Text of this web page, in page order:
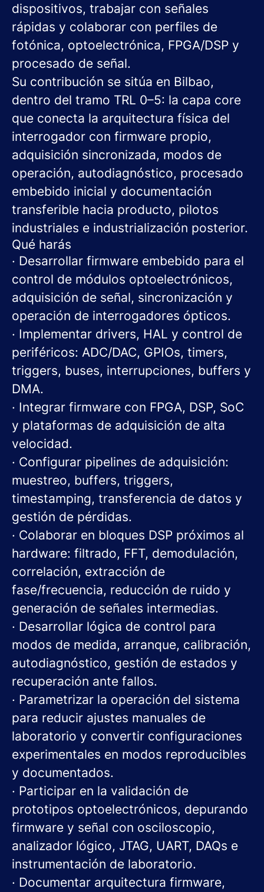
dispositivos, trabajar con señales
rápidas y colaborar con perfiles de
fotónica, optoelectrónica, FPGA/DSP y
procesado de señal.
Su contribución se sitúa en Bilbao,
dentro del tramo TRL 0–5: la capa core
que conecta la arquitectura física del
interrogador con firmware propio,
adquisición sincronizada, modos de
operación, autodiagnóstico, procesado
embebido inicial y documentación
transferible hacia producto, pilotos
industriales e industrialización posterior.
Qué harás
· Desarrollar firmware embebido para el
control de módulos optoelectrónicos,
adquisición de señal, sincronización y
operación de interrogadores ópticos.
· Implementar drivers, HAL y control de
periféricos: ADC/DAC, GPIOs, timers,
triggers, buses, interrupciones, buffers y
DMA.
· Integrar firmware con FPGA, DSP, SoC
y plataformas de adquisición de alta
velocidad.
· Configurar pipelines de adquisición:
muestreo, buffers, triggers,
timestamping, transferencia de datos y
gestión de pérdidas.
· Colaborar en bloques DSP próximos al
hardware: filtrado, FFT, demodulación,
correlación, extracción de
fase/frecuencia, reducción de ruido y
generación de señales intermedias.
· Desarrollar lógica de control para
modos de medida, arranque, calibración,
autodiagnóstico, gestión de estados y
recuperación ante fallos.
· Parametrizar la operación del sistema
para reducir ajustes manuales de
laboratorio y convertir configuraciones
experimentales en modos reproducibles
y documentados.
· Participar en la validación de
prototipos optoelectrónicos, depurando
firmware y señal con osciloscopio,
analizador lógico, JTAG, UART, DAQs e
instrumentación de laboratorio.
· Documentar arquitectura firmware,